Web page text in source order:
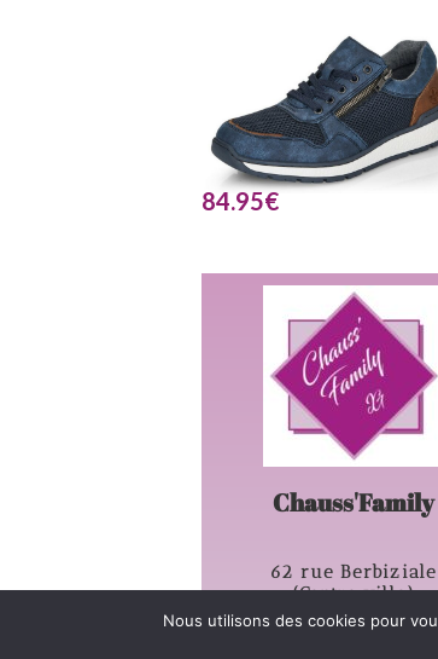
84.95€
Chauss'Family
62 rue Berbiziale
(Centre ville)
63500 – Issoire
Nous utilisons des cookies pour